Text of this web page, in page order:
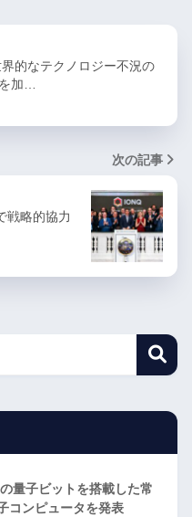
的なテクノロジー不況の
加…
次の記事
戦略的協力
量子ビットを搭載した常
コンピュータを発表